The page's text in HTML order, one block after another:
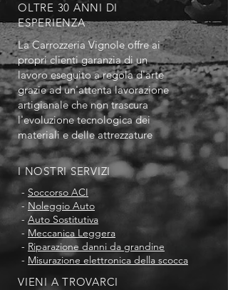
OLTRE 30 ANNI DI
ESPERIENZA
La Carrozzeria Vignole offre ai
propri clienti garanzia di un
lavoro eseguito a regola d'arte
grazie ad un'attenta lavorazione
artigianale che non trascura
l'evoluzione tecnologica dei
materiali e delle attrezzature
I NOSTRI SERVIZI
- Soccorso ACI
- Noleggio Auto
- Auto Sostitutiva
- Meccanica Leggera
- Riparazione danni da grandine
- Misurazione elettronica della scocca
VIENI A TROVARCI